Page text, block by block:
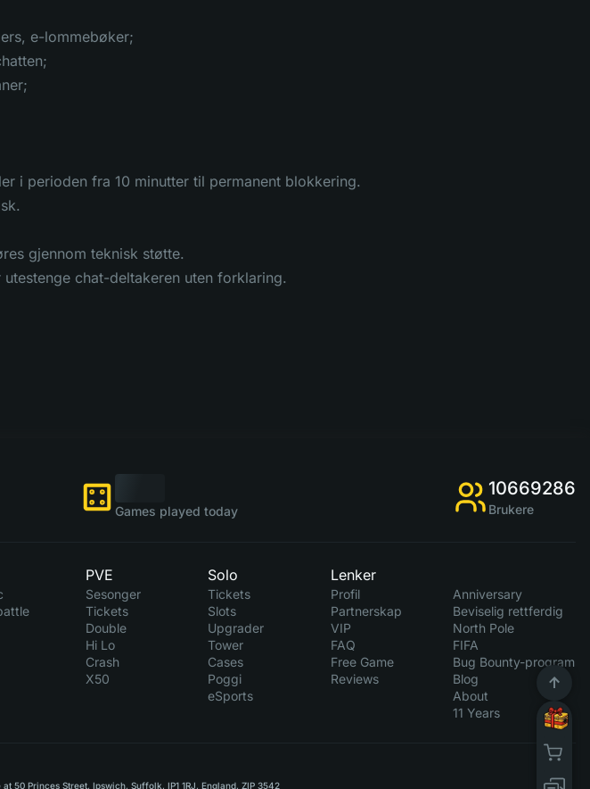
e-lommebøker;
i perioden fra 10 minutter til permanent blokkering.
gjennom teknisk støtte.
chat-deltakeren uten forklaring.
Games played today
10669286
Brukere
PVE
Sesonger
Tickets
Double
Hi Lo
Crash
X50
Solo
Tickets
Slots
Upgrader
Tower
Cases
Poggi
eSports
Lenker
Profil
Partnerskap
VIP
FAQ
Free Game
Reviews
Anniversary
Beviselig rettferdig
North Pole
FIFA
Bug Bounty-program
Blog
About
11 Years
50 Princes Street, Ipswich, Suffolk, IP1 1RJ, England, ZIP 3542